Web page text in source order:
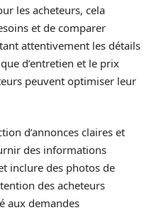
les acheteurs, cela
et de comparer
attentivement les détails
d’entretien et le prix
peuvent optimiser leur
d’annonces claires et
des informations
inclure des photos de
des acheteurs
aux demandes